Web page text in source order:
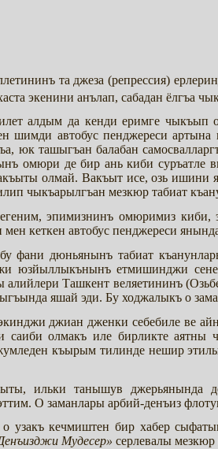
та джеза (репрессия)
экенини анълап, сабадан ёлгъа
алдым да кенди еримге
шимди автобус пенджереси артына
юк ташыгъан балабан
омюри де бир ань киби суръатле
олмай. Вакъыт исе, озь ишини
чыкъарылгъан мезкюр табиат
эпимизнинъ омюримиз
кеткен автобус пенджереси
фани дюньянынъ табиат
юзйыллыкънынъ етмишинджи
алийлери Ташкент веляетининъ
яшай эди. Бу ходжалыкъ о
джиан дженки себебиле ве
саиби олмакъ иле бирликте аятны
къырым тилинде нешир
ильки танышув джерьянында
О заманлары арбий-денъиз
узакъ кечмиштен бир хабер
Мудесер» серлевалы